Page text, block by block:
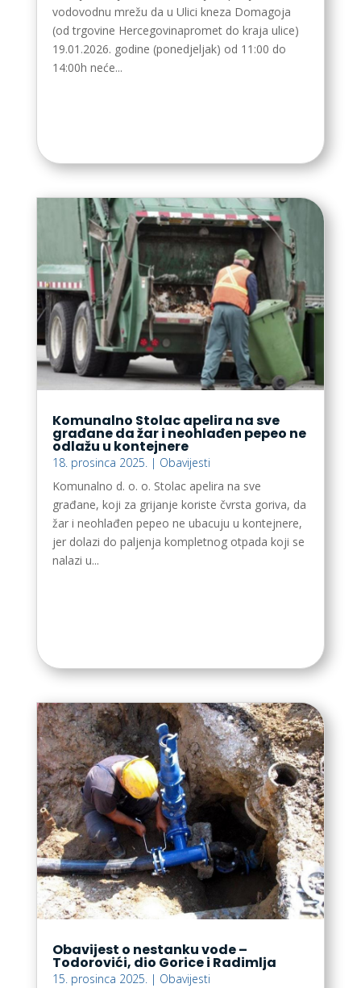
vodovodnu mrežu da u Ulici kneza Domagoja
(od trgovine Hercegovinapromet do kraja ulice)
19.01.2026. godine (ponedjeljak) od 11:00 do
14:00h neće...
Komunalno Stolac apelira na sve
građane da žar i neohlađen pepeo ne
odlažu u kontejnere
18. prosinca 2025.| Obavijesti
Komunalno d. o. o. Stolac apelira na sve
građane, koji za grijanje koriste čvrsta goriva, da
žar i neohlađen pepeo ne ubacuju u kontejnere,
jer dolazi do paljenja kompletnog otpada koji se
nalazi u...
Obavijest o nestanku vode –
Todorovići, dio Gorice i Radimlja
15. prosinca 2025.| Obavijesti